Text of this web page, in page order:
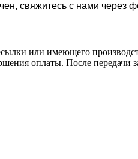
свяжитесь с нами через
или имеющего
оплаты. После передачи